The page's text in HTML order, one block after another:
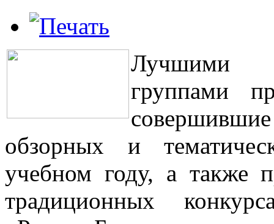
Лучшими
группами
обзорных и
учебном году, а также
традиционных